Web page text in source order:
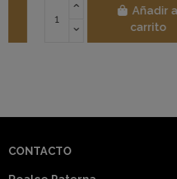
Añadir al
carrito
CONTACTO